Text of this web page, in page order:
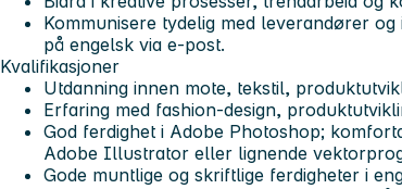
Kommunisere tydelig med leverandører
på engelsk via e-post.
Kvalifikasjoner
Utdanning innen mote, tekstil,
Erfaring med fashion-design,
God ferdighet i Adobe Photoshop;
Adobe Illustrator eller lignende
Gode muntlige og skriftlige ferdigheter i